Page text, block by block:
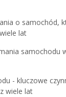
o samochód,
lat
samochodu
- kluczowe
wiele lat